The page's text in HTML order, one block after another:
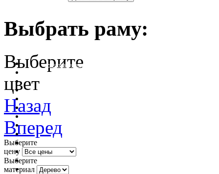
Выбрать раму:
очистить фильтр цвета
Выберите
цвет
Назад
Вперед
Выберите
цену
Выберите
материал